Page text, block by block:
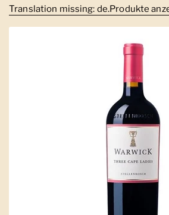
Translation missing: de.Produkte